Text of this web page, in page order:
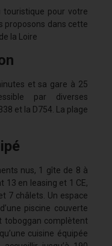
touristique pour votre
proposons dans cette
la Loire
et sa gare à 25
par diverses
et la D754. La plage
nus, 1 gîte de 8 à
13 en leasing et 1 CE,
7 châlets. Un espace
piscine couverte
toboggan complètent
cuisine équipée